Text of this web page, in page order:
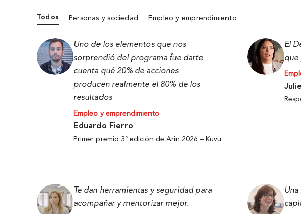
Todos Personas y sociedad Empleo y emprendimiento
Uno de los elementos que nos
sorprendió del programa fue darte
cuenta qué 20% de acciones
producen realmente el 80% de los
resultados
Empleo y emprendimiento
Eduardo Fierro
Primer premio 3ª edición de Arin 2026 – Kuvu
El
que
Te dan herramientas y seguridad para
acompañar y mentorizar mejor.